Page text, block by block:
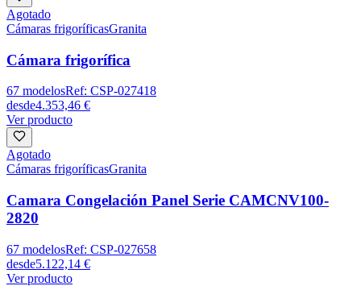
Agotado
Cámaras frigoríficasGranita
Cámara frigorífica
67 modelosRef: CSP-027418
desde4.353,46 €
Ver producto
Agotado
Cámaras frigoríficasGranita
Camara Congelación Panel Serie CAMCNV100-
2820
67 modelosRef: CSP-027658
desde5.122,14 €
Ver producto